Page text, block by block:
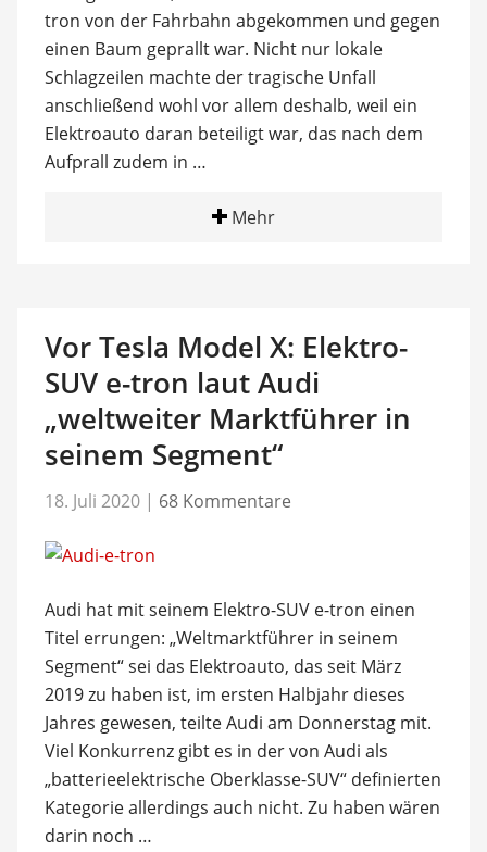
tron von der Fahrbahn abgekommen und gegen
einen Baum geprallt war. Nicht nur lokale
Schlagzeilen machte der tragische Unfall
anschließend wohl vor allem deshalb, weil ein
Elektroauto daran beteiligt war, das nach dem
Aufprall zudem in …
Mehr
Vor Tesla Model X: Elektro-
SUV e-tron laut Audi
„weltweiter Marktführer in
seinem Segment“
18. Juli 2020 | 68 Kommentare
Audi hat mit seinem Elektro-SUV e-tron einen
Titel errungen: „Weltmarktführer in seinem
Segment“ sei das Elektroauto, das seit März
2019 zu haben ist, im ersten Halbjahr dieses
Jahres gewesen, teilte Audi am Donnerstag mit.
Viel Konkurrenz gibt es in der von Audi als
„batterieelektrische Oberklasse-SUV“ definierten
Kategorie allerdings auch nicht. Zu haben wären
darin noch …